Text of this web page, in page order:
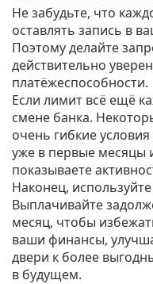
Не забудьте, что
оставлять запись в
Поэтому делайте
действительно
платёжеспособности.
Если лимит всё ещё
смене банка.
очень гибкие
уже в первые месяцы
показываете
Наконец,
Выплачивайте
месяц, чтобы
ваши финансы,
двери к более
в будущем.